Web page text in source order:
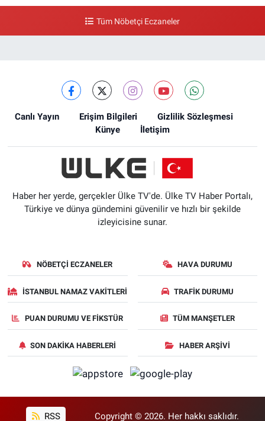
Tüm Nöbetçi Eczaneler
Canlı Yayın Erişim Bilgileri
Gizlilik Sözleşmesi
Künye
İletişim
Haber her yerde, gerçekler Ülke TV'de. Ülke TV Haber Portalı,
Türkiye ve dünya gündemini güvenilir ve hızlı bir şekilde
izleyicisine sunar.
NÖBETÇI ECZANELER HAVA DURUMU
İSTANBUL NAMAZ VAKITLERI TRAFIK DURUMU
PUAN DURUMU VE FIKSTÜR TÜM MANŞETLER
SON DAKIKA HABERLERI HABER ARŞIVI
RSS Copyright © 2026. Her hakkı saklıdır.